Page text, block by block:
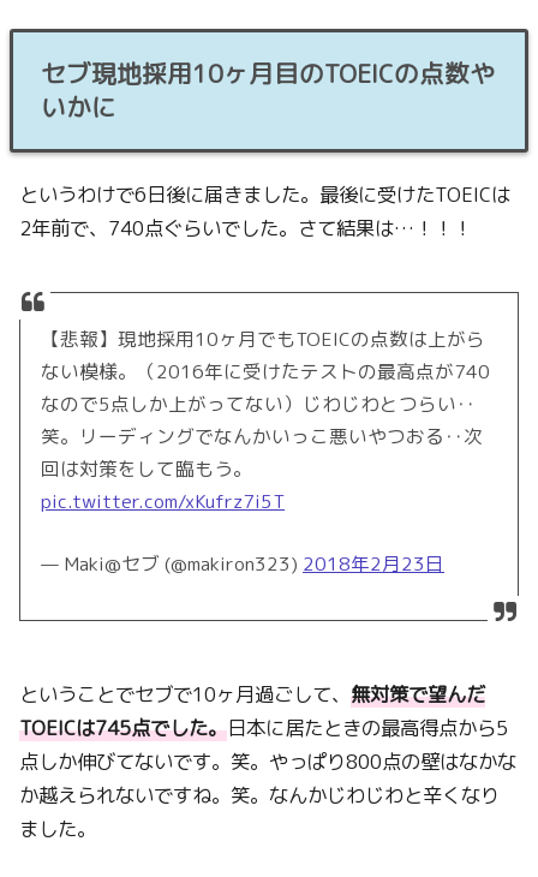
セブ現地採用10ヶ月目のTOEICの点数や
いかに
というわけで6日後に届きました。最後に受けたTOEICは
2年前で、740点ぐらいでした。さて結果は…！！！
【悲報】現地採用10ヶ月でもTOEICの点数は上がら
ない模様。（2016年に受けたテストの最高点が740
なので5点しか上がってない）じわじわとつらい‥
笑。リーディングでなんかいっこ悪いやつおる‥次
回は対策をして臨もう。
pic.twitter.com/xKufrz7i5T
— Maki@セブ (@makiron323) 2018年2月23日
ということでセブで10ヶ月過ごして、無対策で望んだ
TOEICは745点でした。日本に居たときの最高得点から5
点しか伸びてないです。笑。やっぱり800点の壁はなかな
か越えられないですね。笑。なんかじわじわと辛くなり
ました。